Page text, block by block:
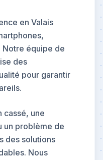
en Valais
équipe de
des
pour garantir
cassé, une
un problème de
des solutions
Nous